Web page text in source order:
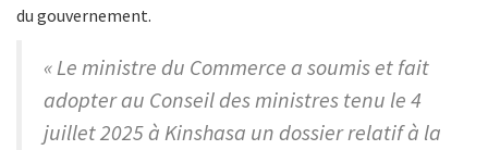
du gouvernement.
« Le ministre du Commerce a soumis et fait
adopter au Conseil des ministres tenu le 4
juillet 2025 à Kinshasa un dossier relatif à la